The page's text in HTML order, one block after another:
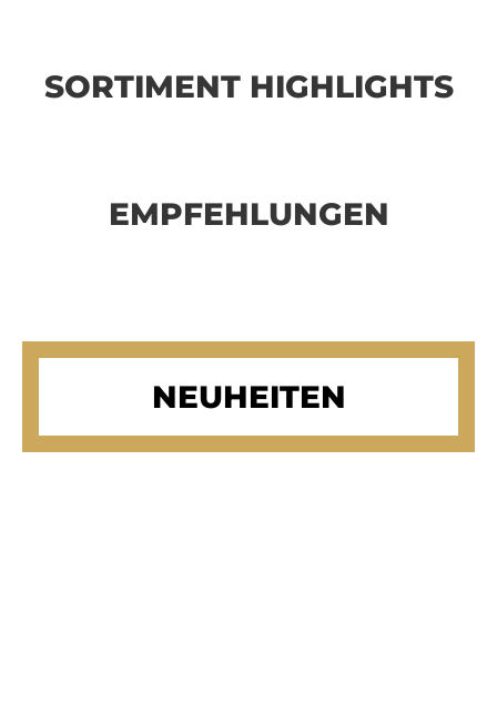
SORTIMENT HIGHLIGHTS
EMPFEHLUNGEN
NEUHEITEN